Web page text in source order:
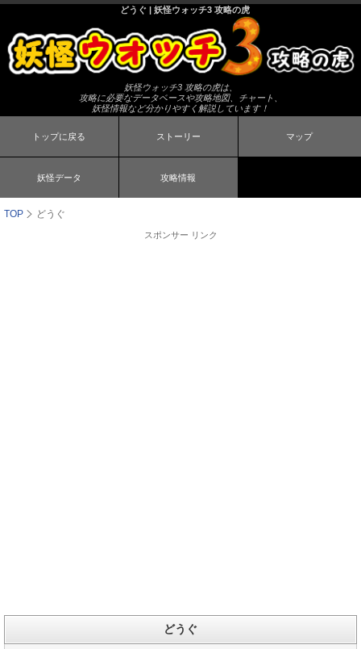
どうぐ | 妖怪ウォッチ3 攻略の虎
妖怪ウォッチ3 攻略の虎は、
攻略に必要なデータベースや攻略地図、チャート、
妖怪情報など分かりやすく解説しています！
トップに戻る ストーリー マップ
妖怪データ 攻略情報
TOP どうぐ
スポンサー リンク
どうぐ